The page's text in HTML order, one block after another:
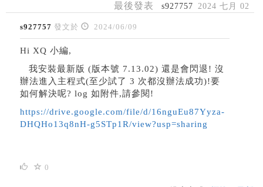
最後發表 s927757 2024 七月 02
s927757 發文於 2024/06/09
Hi XQ 小編,
我安裝最新版 (版本號 7.13.02) 還是會閃退! 沒
辦法進入主程式(至少試了 3 次都沒辦法成功)!要
如何解決呢? log 如附件,請參閱!
https://drive.google.com/file/d/16nguEu87Yyza-
DHQHo13q8nH-g5STp1R/view?usp=sharing
0